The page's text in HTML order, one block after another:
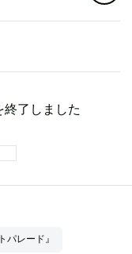
終了しました
レード』